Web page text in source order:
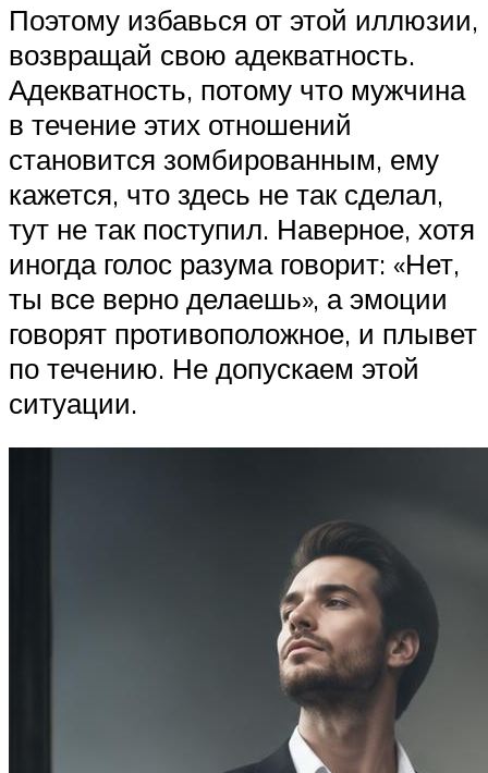
Поэтому избавься от этой иллюзии,
возвращай свою адекватность.
Адекватность, потому что мужчина
в течение этих отношений
становится зомбированным, ему
кажется, что здесь не так сделал,
тут не так поступил. Наверное, хотя
иногда голос разума говорит: «Нет,
ты все верно делаешь», а эмоции
говорят противоположное, и плывет
по течению. Не допускаем этой
ситуации.